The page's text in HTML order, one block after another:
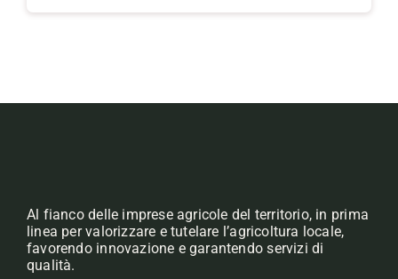
Al fianco delle imprese agricole del territorio, in prima
linea per valorizzare e tutelare l’agricoltura locale,
favorendo innovazione e garantendo servizi di
qualità.